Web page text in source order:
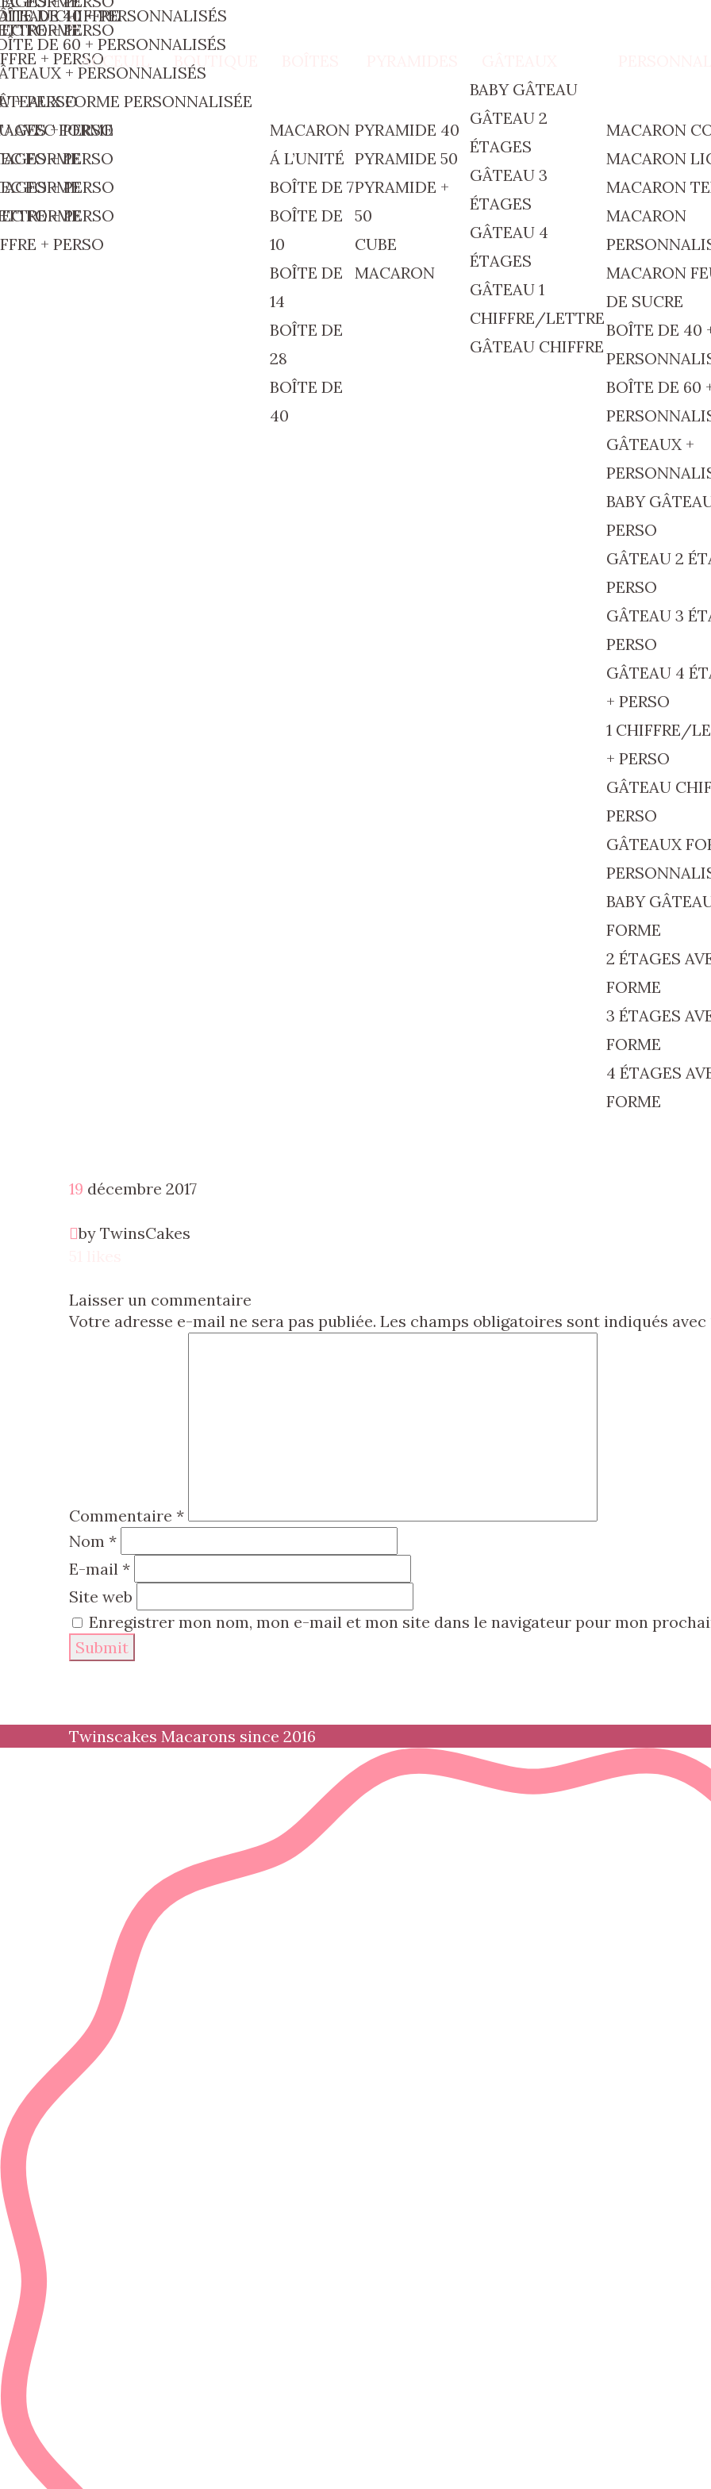
+ PERSO
+ PERSO
FORME
DE 40
CHIFFRE
DE 40 + PERSONNALISÉS
DE 60 + PERSONNALISÉS
+ PERSONNALISÉS
+ PERSO
+ PERSO
+ PERSO
+ PERSO
+ PERSO
+ PERSO
FORME PERSONNALISÉE
AVEC FORME
FORME
FORME
FORME
ACCEUIL BOUTIQUE
MACARON
Á L’UNITÉ
BOÎTE DE 7
BOÎTE DE
10
BOÎTE DE
14
BOÎTE DE
28
BOÎTE DE
40
PYRAMIDE 40
PYRAMIDE 50
PYRAMIDE +
50
CUBE
MACARON
BABY GÂTEAU
GÂTEAU 2
ÉTAGES
GÂTEAU 3
ÉTAGES
GÂTEAU 4
ÉTAGES
GÂTEAU 1
CHIFFRE/LETTRE
GÂTEAU CHIFFRE
MACARON
MACARON
MACARON
MACARON
MACARON
DE SUCRE
BOÎTE DE 40
BOÎTE DE 60
GÂTEAUX +
BABY
PERSO
GÂTEAU 2
PERSO
GÂTEAU 3
PERSO
GÂTEAU 4
+ PERSO
1 CHIFFRE/
+ PERSO
GÂTEAU
PERSO
GÂTEAUX
BABY
FORME
2 ÉTAGES
FORME
3 ÉTAGES
FORME
4 ÉTAGES
FORME
19 décembre 2017
by TwinsCakes
Laisser un commentaire
Votre adresse e-mail ne sera pas publiée. Les champs obligatoires sont indiqués avec
Commentaire *
Nom *
E-mail *
Site web
Enregistrer mon nom, mon e-mail et mon site dans le navigateur pour mon
Twinscakes Macarons since 2016